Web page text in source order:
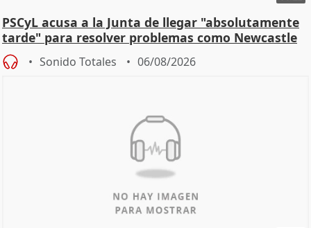
PSCyL acusa a la Junta de llegar "absolutamente
tarde" para resolver problemas como Newcastle
Sonido Totales 06/08/2026